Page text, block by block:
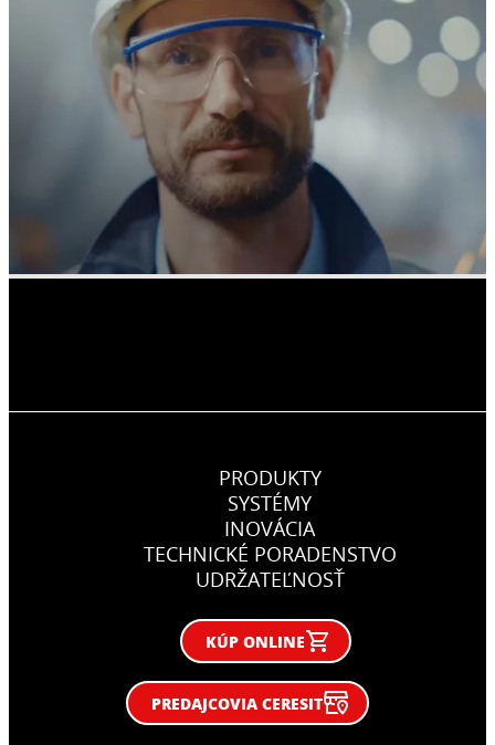
PRODUKTY
SYSTÉMY
INOVÁCIA
TECHNICKÉ PORADENSTVO
UDRŽATEĽNOSŤ
KÚP ONLINE
PREDAJCOVIA CERESIT